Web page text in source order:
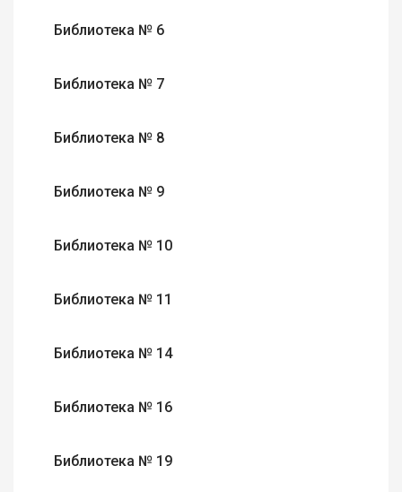
Библиотека № 6
Библиотека № 7
Библиотека № 8
Библиотека № 9
Библиотека № 10
Библиотека № 11
Библиотека № 14
Библиотека № 16
Библиотека № 19